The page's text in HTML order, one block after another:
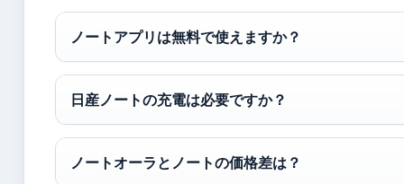
ノートアプリは無料で使えますか？
日産ノートの充電は必要ですか？
ノートオーラとノートの価格差は？